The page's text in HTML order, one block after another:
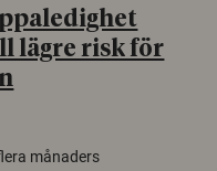
lägre risk för
månaders